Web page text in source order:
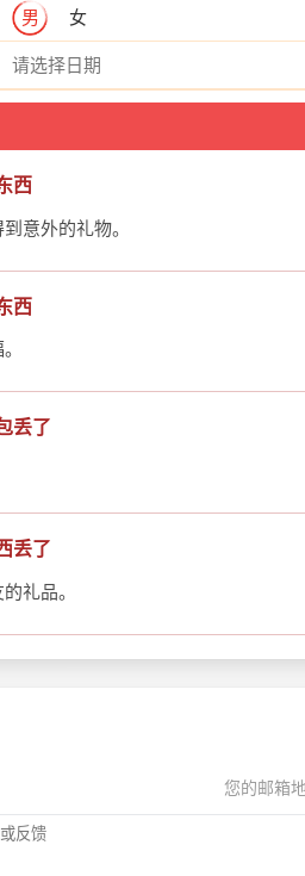
男 女
西
意外的礼物。
西
丢了
丢了
礼品。
您的邮箱